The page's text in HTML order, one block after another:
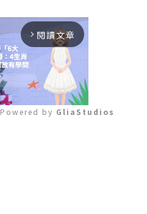
arrow_forward_ios 閱讀文章
Powered by GliaStudios